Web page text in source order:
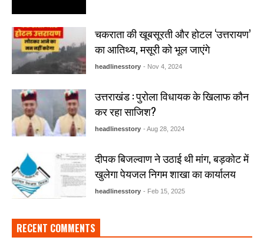
चकराता की खूबसूरती और होटल ‘उत्तरायण’
का आतिथ्य, मसूरी को भूल जाएंगे
headlinesstory - Nov 4, 2024
उत्तराखंड : पुरोला विधायक के खिलाफ कौन
कर रहा साजिश?
headlinesstory - Aug 28, 2024
दीपक बिजल्वाण ने उठाई थी मांग, बड़कोट में
खुलेगा पेयजल निगम शाखा का कार्यालय
headlinesstory - Feb 15, 2025
RECENT COMMENTS